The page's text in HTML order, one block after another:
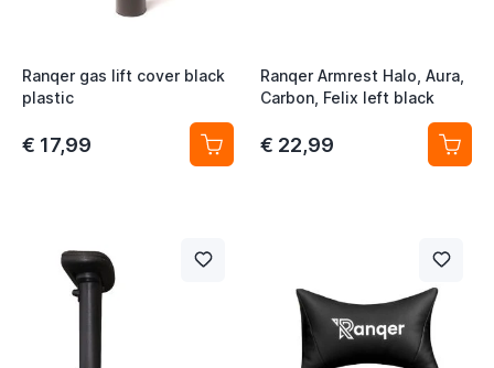
Ranqer gas lift cover black
plastic
€ 17,99
Ranqer Armrest Halo, Aura,
Carbon, Felix left black
€ 22,99